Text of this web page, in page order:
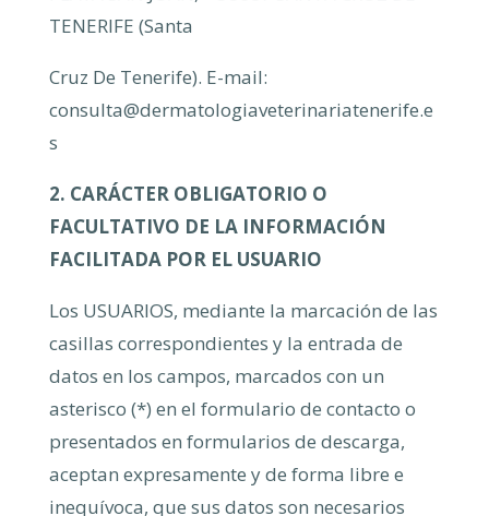
TENERIFE (Santa
Cruz De Tenerife). E-mail:
consulta@dermatologiaveterinariatenerife.e
s
2. CARÁCTER OBLIGATORIO O
FACULTATIVO DE LA INFORMACIÓN
FACILITADA POR EL USUARIO
Los USUARIOS, mediante la marcación de las
casillas correspondientes y la entrada de
datos en los campos, marcados con un
asterisco (*) en el formulario de contacto o
presentados en formularios de descarga,
aceptan expresamente y de forma libre e
inequívoca, que sus datos son necesarios